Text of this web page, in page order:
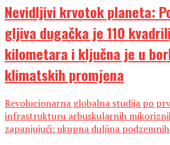
Nevidljivi krvotok planeta:
gljiva dugačka je 110
kilometara i ključna je u
klimatskih promjena
Revolucionarna globalna studija po
infrastrukturu arbuskularnih
zapanjujući: ukupna duljina